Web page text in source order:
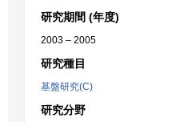
研究期間 (年度)
2003 – 2005
研究種目
基盤研究(C)
研究分野